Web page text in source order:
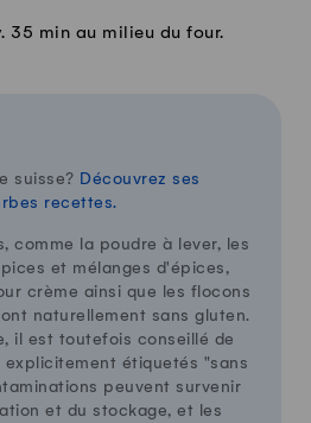
35 min au milieu du four.
suisse? Découvrez ses
recettes.
comme la poudre à lever, les
et mélanges d'épices,
crème ainsi que les flocons
naturellement sans gluten.
il est toutefois conseillé de
étiquetés "sans
peuvent survenir
et du stockage, et les